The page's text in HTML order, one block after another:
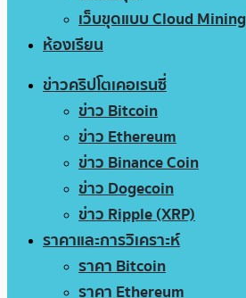
เว็บขุดแบบ Cloud Mining
ห้องเรียน
ข่าวคริปโตเคอเรนซี่
ข่าว Bitcoin
ข่าว Ethereum
ข่าว Binance Coin
ข่าว Dogecoin
ข่าว Ripple (XRP)
ราคาและการวิเคราะห์
ราคา Bitcoin
ราคา Ethereum